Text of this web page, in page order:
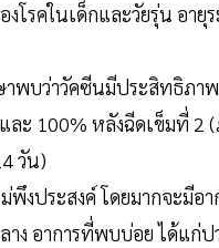
งโรคในเด็กและวัยรุ่น อายุ
าพบว่าวัคซีนมีประสิทธิภา
ละ 100% หลังฉีดเข็มที่ 2 (
วัน)
พึงประสงค์ โดยมากจะมีอ
าง อาการที่พบบ่อย ได้แก่ป